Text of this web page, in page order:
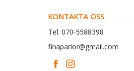
KONTAKTA OSS
Tel. 070-5588398
finaparlor@gmail.com